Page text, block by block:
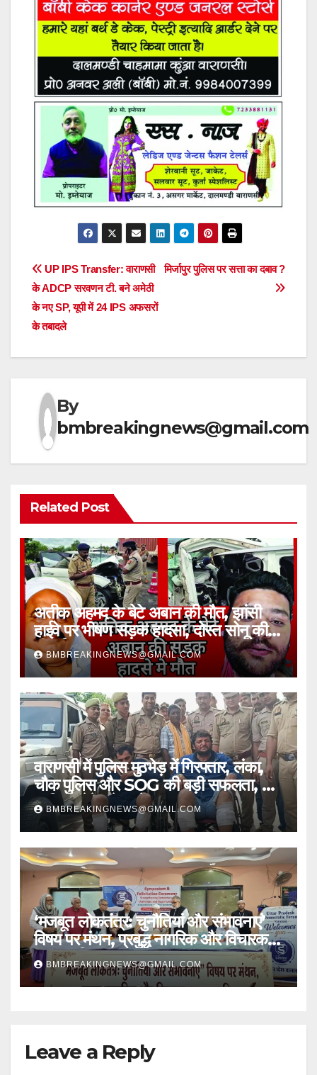
Post
navigation
मिर्जापुर पुलिस पर सत्ता का दबाव ?
UP IPS Transfer: वाराणसी
के ADCP सरवणन टी. बने अमेठी
के नए SP, यूपी में 24 IPS अफसरों
के तबादले
By
bmbreakingnews@gmail.com
Related Post
अतीक अहमद के बेटे अबान की मौत, झांसी
हाईवे पर भीषण सड़क हादसा, दोस्त सोनू की
भी गई जान
BMBREAKINGNEWS@GMAIL.COM
वाराणसी में पुलिस मुठभेड़ में गिरफ्तार, लंका,
चौक पुलिस और SOG की बड़ी सफलता, 2
शातिर लुटेरे चढ़े हत्थे
BMBREAKINGNEWS@GMAIL.COM
‘मजबूत लोकतंत्र: चुनौतियां और संभावनाएं’
विषय पर मंथन, प्रबुद्ध नागरिक और विचारक
हुए सम्मानित
BMBREAKINGNEWS@GMAIL.COM
Leave a Reply